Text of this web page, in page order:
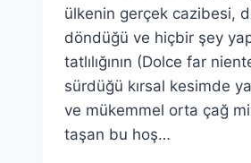
ülkenin gerçek cazibesi,
döndüğü ve hiçbir şey
tatlılığının (Dolce far
sürdüğü kırsal kesimde
ve mükemmel orta çağ
taşan bu hoş…